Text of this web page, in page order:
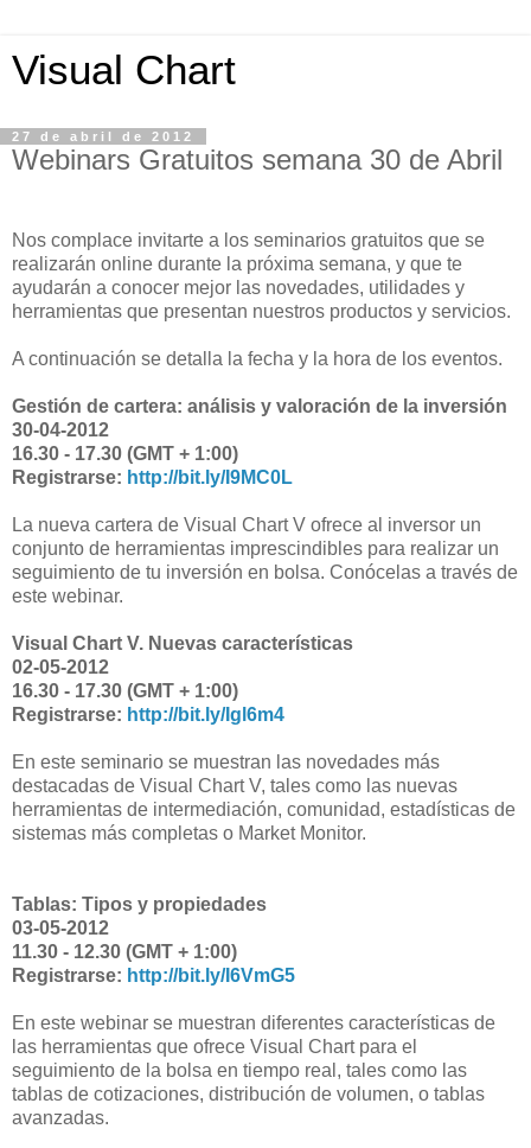
Visual Chart
27 de abril de 2012
Webinars Gratuitos semana 30 de Abril
Nos complace invitarte a los seminarios gratuitos que se
realizarán online durante la próxima semana, y que te
ayudarán a conocer mejor las novedades, utilidades y
herramientas que presentan nuestros productos y servicios.
A continuación se detalla la fecha y la hora de los eventos.
Gestión de cartera: análisis y valoración de la inversión
30-04-2012
16.30 - 17.30 (GMT + 1:00)
Registrarse: http://bit.ly/I9MC0L
La nueva cartera de Visual Chart V ofrece al inversor un
conjunto de herramientas imprescindibles para realizar un
seguimiento de tu inversión en bolsa. Conócelas a través de
este webinar.
Visual Chart V. Nuevas características
02-05-2012
16.30 - 17.30 (GMT + 1:00)
Registrarse: http://bit.ly/Igl6m4
En este seminario se muestran las novedades más
destacadas de Visual Chart V, tales como las nuevas
herramientas de intermediación, comunidad, estadísticas de
sistemas más completas o Market Monitor.
Tablas: Tipos y propiedades
03-05-2012
11.30 - 12.30 (GMT + 1:00)
Registrarse: http://bit.ly/I6VmG5
En este webinar se muestran diferentes características de
las herramientas que ofrece Visual Chart para el
seguimiento de la bolsa en tiempo real, tales como las
tablas de cotizaciones, distribución de volumen, o tablas
avanzadas.